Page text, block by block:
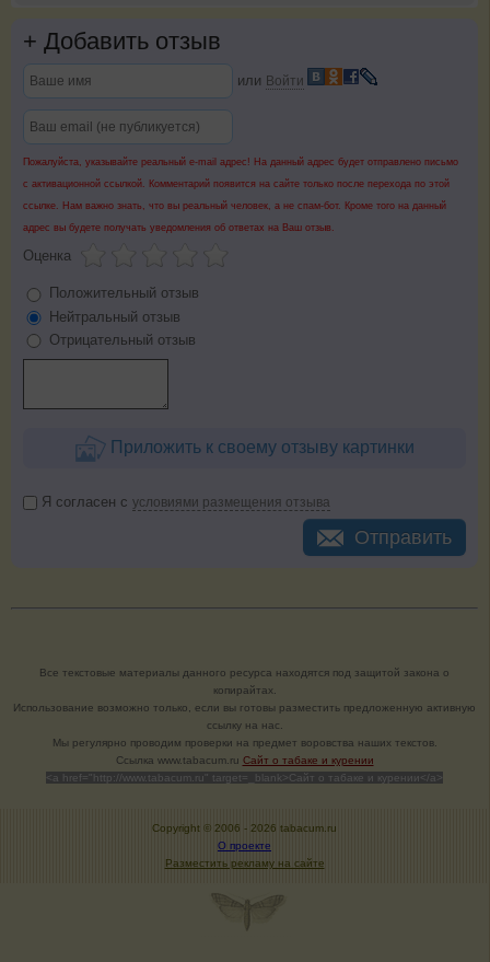
+ Добавить отзыв
или Войти
Пожалуйста, указывайте реальный e-mail адрес! На данный адрес будет отправлено письмо
с активационной ссылкой. Комментарий появится на сайте только после перехода по этой
ссылке. Нам важно знать, что вы реальный человек, а не спам-бот. Кроме того на данный
адрес вы будете получать уведомления об ответах на Ваш отзыв.
Оценка
Положительный отзыв
Нейтральный отзыв
Отрицательный отзыв
Приложить к своему отзыву картинки
Я согласен с условиями размещения отзыва
Отправить
Все текстовые материалы данного ресурса находятся под защитой закона о
копирайтах.
Использование возможно только, если вы готовы разместить предложенную активную
ссылку на нас.
Мы регулярно проводим проверки на предмет воровства наших текстов.
Cсылка www.tabacum.ru Сайт о табаке и курении
<a href="http://www.tabacum.ru" target=_blank>Сайт о табаке и курении</a>
Copyright © 2006 - 2026 tabacum.ru
О проекте
Разместить рекламу на сайте